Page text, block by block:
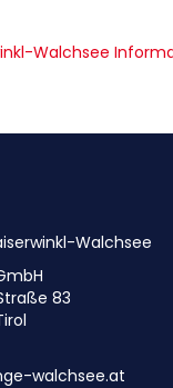
Walchsee
Walchsee
83
walchsee.at